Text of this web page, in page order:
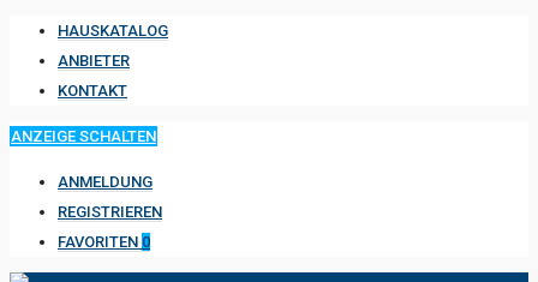
HAUSKATALOG
ANBIETER
KONTAKT
ANZEIGE SCHALTEN
ANMELDUNG
REGISTRIEREN
FAVORITEN 0